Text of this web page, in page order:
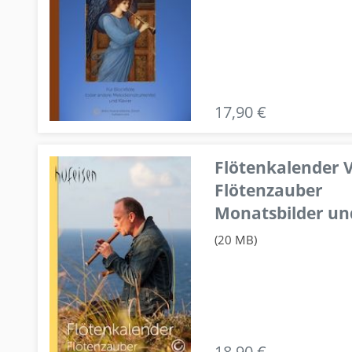
17,90 €
Flötenkalender
Flötenzauber
Monatsbilder
(20 MB)